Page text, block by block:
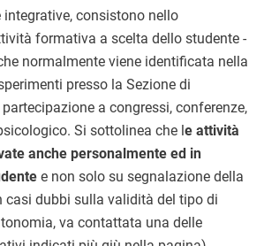
consistono nello
formativa a scelta dello studente -
normalmente viene identificata nella
presso la Sezione di
a congressi, conferenze,
Si sottolinea che le attività
anche personalmente ed in
e non solo su segnalazione della
casi dubbi sulla validità del tipo di
va contattata una delle